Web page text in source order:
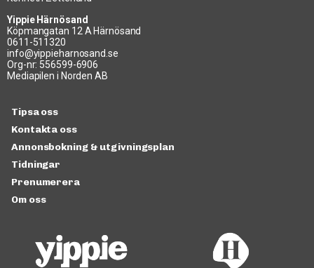
Yippie Härnösand
Köpmangatan 12 A Härnösand
0611-511320
info@yippieharnosand.se
Org-nr: 556599-6906
Mediapilen i Norden AB
Tipsa oss
Kontakta oss
Annonsbokning & utgivningsplan
Tidningar
Prenumerera
Om oss